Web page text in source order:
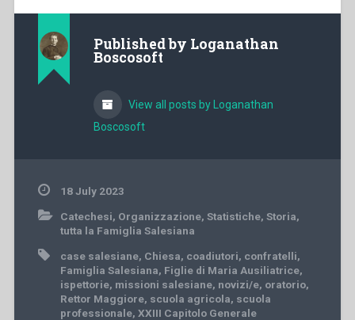
Published by Loganathan
Boscosoft
View all posts by Loganathan
Boscosoft
18 July 2023
Catechesi, Organizzazione, Statistiche, Storia,
tutta la Famiglia Salesiana
case salesiane, Chiesa, coadiutori, confratelli,
Famiglia Salesiana, Figlie di Maria Ausiliatrice,
ispettorie, missioni salesiane, novizi/e, oratorio,
Rettor Maggiore, scuola agricola, scuola
professionale, XXIII Capitolo Generale